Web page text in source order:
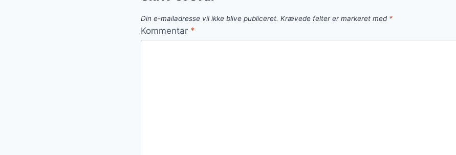
Din e-mailadresse vil ikke blive publiceret. Krævede felter er markeret med *
Kommentar *